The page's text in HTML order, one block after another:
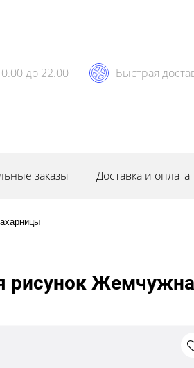
до 22.00 Быстрая
заказы Доставка и оплата
рисунок